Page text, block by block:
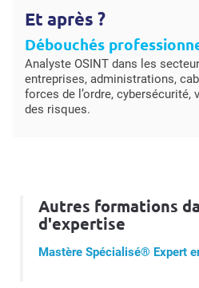
Et après ?
Débouchés
Analyste OSINT dans les
entreprises, administrations,
forces de l’ordre,
des risques.
Autres formations
d'expertise
Mastère Spécialisé® Expert